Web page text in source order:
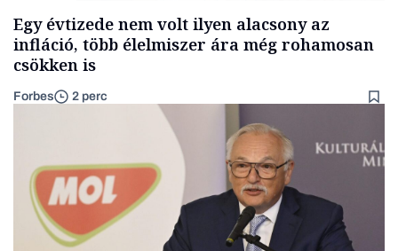
Egy évtizede nem volt ilyen alacsony az
infláció, több élelmiszer ára még rohamosan
csökken is
Forbes 2 perc